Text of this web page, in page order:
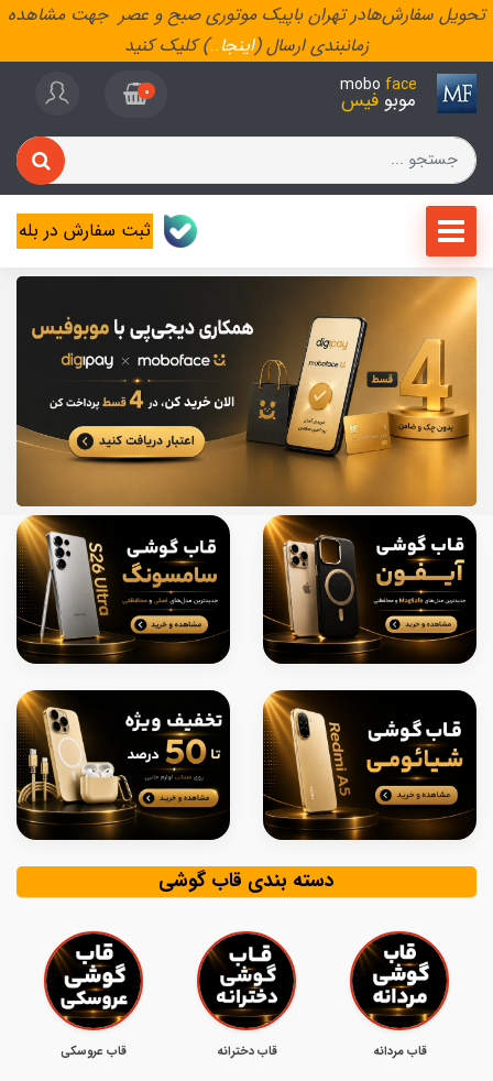
تحویل سفارش‌هادر تهران باپیک موتوری صبح و عصر جهت مشاهده
زمانبندی ارسال (اینجا..) کلیک کنید
mobo face
موبو فیس 0
ثبت سفارش در بله
دسته بندی قاب گوشی
قاب مردانه قاب دخترانه قاب عروسکی